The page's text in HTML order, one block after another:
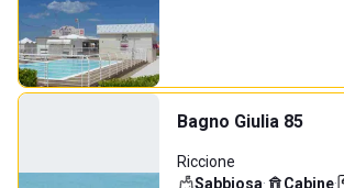
Bagno Giulia 85
Riccione
Sabbiosa· Cabine·